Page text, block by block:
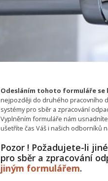
Odesláním tohoto formuláře se
nejpozději do druhého pracovního
systémy pro sběr a zpracování
Vyplněním formuláře nám
ušetříte čas Váš i našich odborníků
Pozor ! Požadujete-li
pro sběr a zpracování
jiným formulářem.